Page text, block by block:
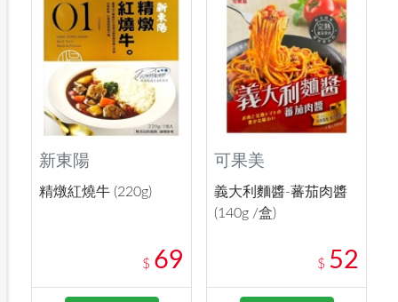
新東陽
精燉紅燒牛 (220g)
$ 69
可果美
義大利麵醬-蕃茄肉醬
(140g /盒)
$ 52